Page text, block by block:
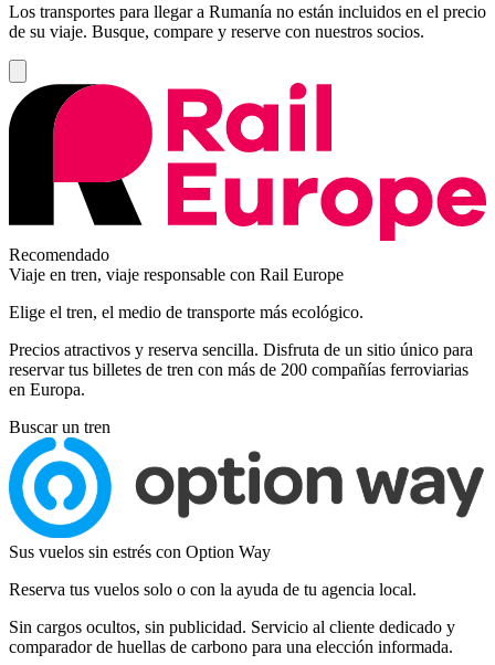
Los transportes para llegar a Rumanía no están incluidos en el precio
de su viaje. Busque, compare y reserve con nuestros socios.
Recomendado
Viaje en tren, viaje responsable con Rail Europe
Elige el tren, el medio de transporte más ecológico.
Precios atractivos y reserva sencilla. Disfruta de un sitio único para
reservar tus billetes de tren con más de 200 compañías ferroviarias
en Europa.
Buscar un tren
Sus vuelos sin estrés con Option Way
Reserva tus vuelos solo o con la ayuda de tu agencia local.
Sin cargos ocultos, sin publicidad. Servicio al cliente dedicado y
comparador de huellas de carbono para una elección informada.